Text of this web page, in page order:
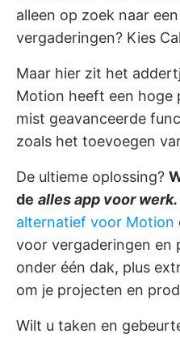
alleen op zoek naar
vergaderingen? Kies
Maar hier zit het
Motion heeft een hoge
mist geavanceerde
zoals het toevoegen
De ultieme oplossing?
de alles app voor werk.
alternatief voor Motion
voor vergaderingen en
onder één dak, plus
om je projecten en
Wilt u taken en